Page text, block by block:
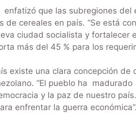
que las subregiones
de cereales en país. “Se está
ciudad socialista y fortalecer
más del 45 % para los
existe una clara concepción
“El pueblo ha
y la paz de nuestro
enfrentar la guerra económica”.